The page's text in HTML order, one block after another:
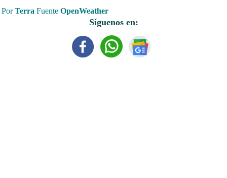
PorTerra Fuente OpenWeather
Síguenos en: